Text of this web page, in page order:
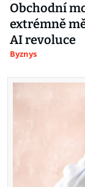
Obchodní
extrémně
AI revoluce
Byznys